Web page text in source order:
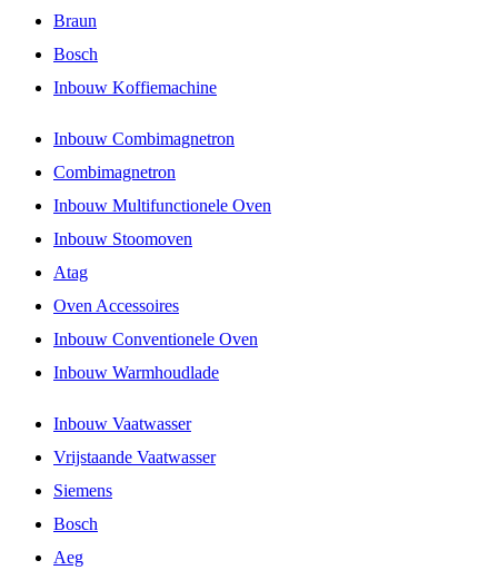
Braun
Bosch
Inbouw Koffiemachine
Inbouw Combimagnetron
Combimagnetron
Inbouw Multifunctionele Oven
Inbouw Stoomoven
Atag
Oven Accessoires
Inbouw Conventionele Oven
Inbouw Warmhoudlade
Inbouw Vaatwasser
Vrijstaande Vaatwasser
Siemens
Bosch
Aeg